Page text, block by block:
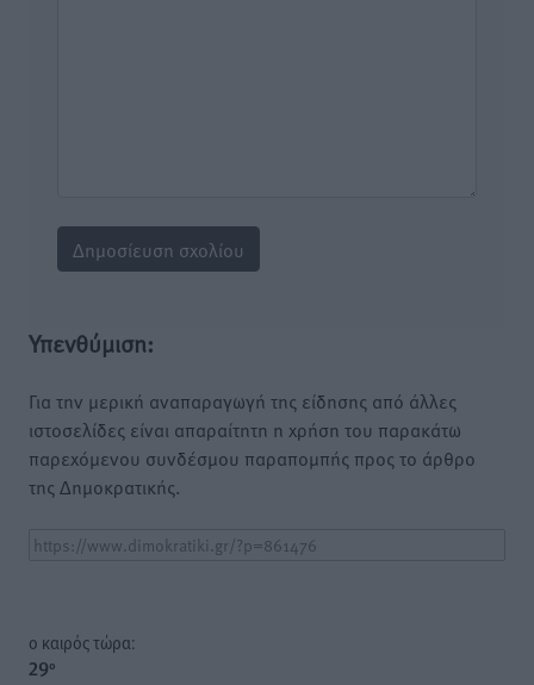
Υπενθύμιση:
Για την μερική αναπαραγωγή της είδησης από άλλες
ιστοσελίδες είναι απαραίτητη η χρήση του παρακάτω
παρεχόμενου συνδέσμου παραπομπής προς το άρθρο
της Δημοκρατικής.
o καιρός τώρα:
29°